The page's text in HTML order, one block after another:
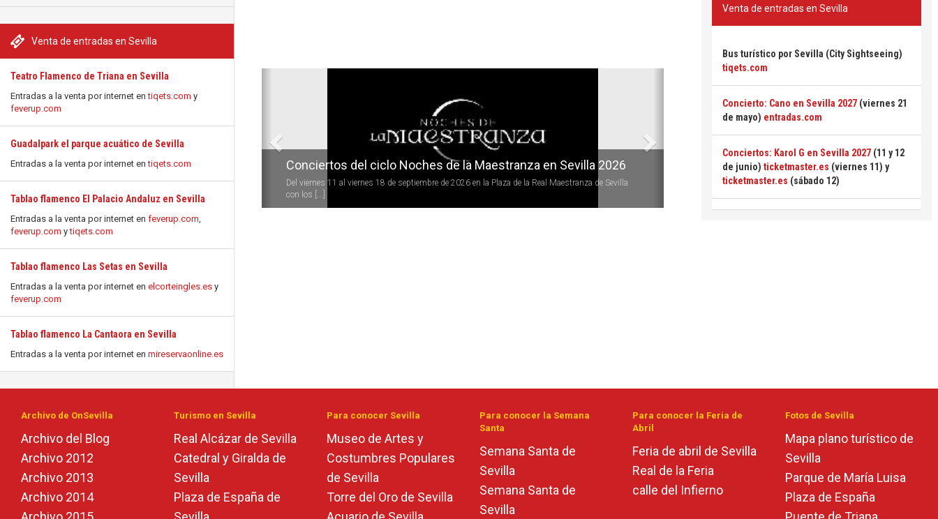
Venta de entradas en Sevilla
Teatro Flamenco de Triana en Sevilla
Entradas a la venta por internet entiqets.com y
feverup.com
Guadalpark el parque acuático de Sevilla
Entradas a la venta por internet entiqets.com
Tablao flamenco El Palacio Andaluz en Sevilla
Entradas a la venta por internet en feverup.com,
feverup.com ytiqets.com
Tablao flamenco Las Setas en Sevilla
Entradas a la venta por internet en elcorteingles.es y
feverup.com
Tablao flamenco La Cantaora en Sevilla
Entradas a la venta por internet en mireservaonline.es
Conciertos del ciclo Noches de la Maestranza en Sevilla 2026
Del viernes 11 al viernes 18 de septiembre de 2026 en la Plaza de la Real Maestranza de Sevilla
con los [...]
Venta de entradas en Sevilla
Bus turístico por Sevilla (City Sightseeing)
tiqets.com
Concierto: Cano en Sevilla 2027 (viernes 21
de mayo) entradas.com
Conciertos: Karol G en Sevilla 2027 (11 y 12
de junio) ticketmaster.es (viernes 11) y
ticketmaster.es (sábado 12)
Archivo de OnSevilla
Archivo del Blog
Archivo 2012
Archivo 2013
Archivo 2014
Turismo en Sevilla
Real Alcázar de Sevilla
Catedral y Giralda de
Sevilla
Plaza de España de
Para conocer Sevilla
Museo de Artes y
Costumbres Populares
de Sevilla
Torre del Oro de Sevilla
Para conocer la Semana
Santa
Semana Santa de
Sevilla
Semana Santa de
Sevilla
Para conocer la Feria de
Abril
Feria de abril de Sevilla
Real de la Feria
calle del Infierno
Fotos de Sevilla
Mapa plano turístico de
Sevilla
Parque de María Luisa
Plaza de España